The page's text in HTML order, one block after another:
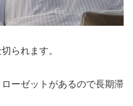
られます。
ーゼットがあるので長期滞